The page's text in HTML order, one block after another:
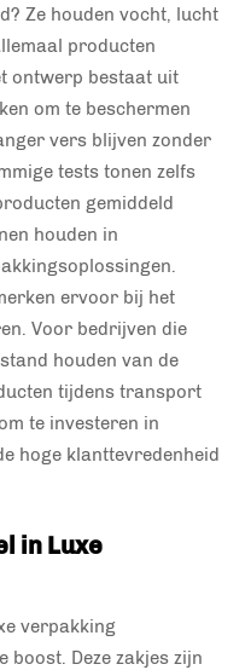
Ze houden vocht, lucht
producten
ontwerp bestaat uit
om te beschermen
vers blijven zonder
tests tonen zelfs
gemiddeld
houden in
ervoor bij het
Voor bedrijven die
houden van de
tijdens transport
te investeren in
hoge klanttevredenheid
in Luxe
verpakking
Deze zakjes zijn